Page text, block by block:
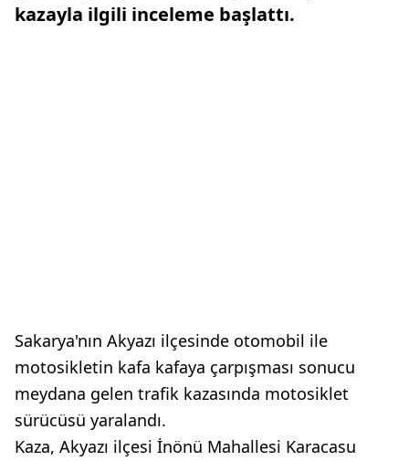
kazayla ilgili inceleme başlattı.
Sakarya'nın Akyazı ilçesinde otomobil ile
motosikletin kafa kafaya çarpışması sonucu
meydana gelen trafik kazasında motosiklet
sürücüsü yaralandı.
Kaza, Akyazı ilçesi İnönü Mahallesi Karacasu